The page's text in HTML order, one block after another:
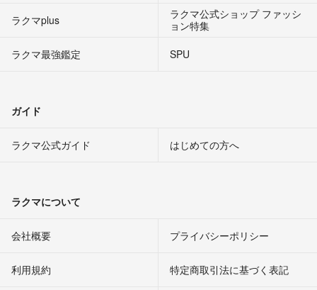
ラクマplus
ラクマ公式ショップ ファッシ
ョン特集
ラクマ最強鑑定
SPU
ガイド
ラクマ公式ガイド はじめての方へ
ラクマについて
会社概要 プライバシーポリシー
利用規約 特定商取引法に基づく表記